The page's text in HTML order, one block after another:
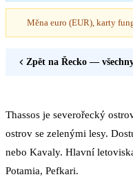
Měna euro (EUR), karty
Zpět na Řecko —
Thassos je severořecký
ostrov se zelenými lesy.
nebo Kavaly. Hlavní
Potamia, Pefkari.